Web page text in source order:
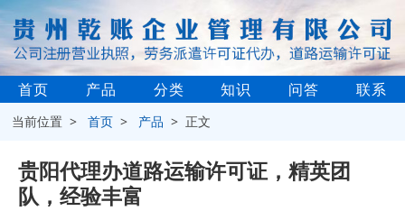
首页 产品 分类 知识 问答 联系
当前位置 >首页 > 产品 > 正文
贵阳代理办道路运输许可证，精英团
队，经验丰富